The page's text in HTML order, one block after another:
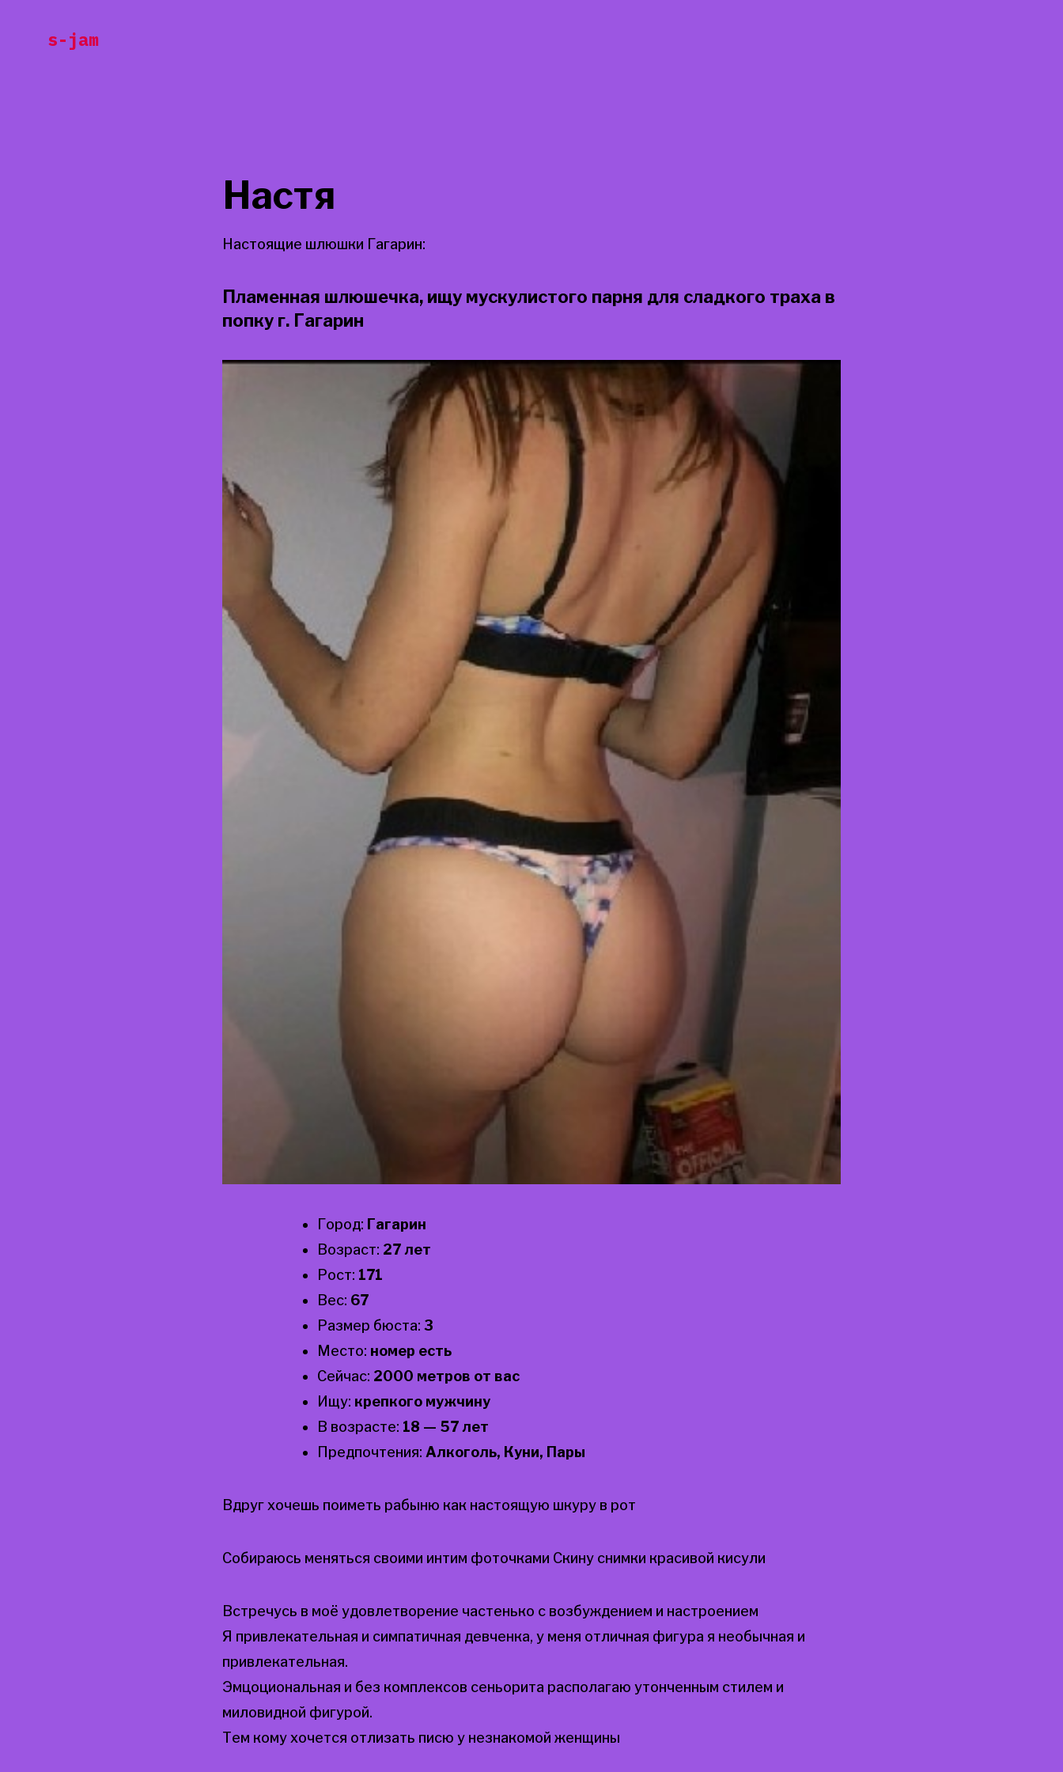
s-jam
Настя
Настоящие шлюшки Гагарин:
Пламенная шлюшечка, ищу мускулистого парня для сладкого траха в
попку г. Гагарин
Город: Гагарин
Возраст: 27 лет
Рост: 171
Вес: 67
Размер бюста: 3
Место: номер есть
Сейчас: 2000 метров от вас
Ищу: крепкого мужчину
В возрасте: 18 — 57 лет
Предпочтения: Алкоголь, Куни, Пары
Вдруг хочешь поиметь рабыню как настоящую шкуру в рот
Собираюсь меняться своими интим фоточками Скину снимки красивой кисули
Встречусь в моё удовлетворение частенько с возбуждением и настроением
Я привлекательная и симпатичная девченка, у меня отличная фигура я необычная и
привлекательная.
Эмцоциональная и без комплексов сеньорита располагаю утонченным стилем и
миловидной фигурой.
Тем кому хочется отлизать писю у незнакомой женщины